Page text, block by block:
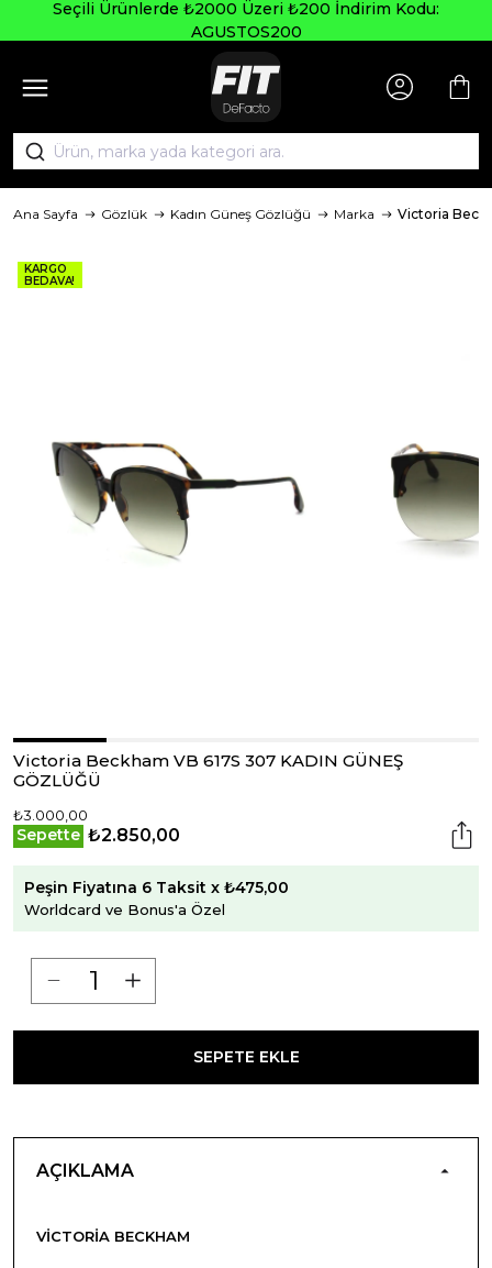
Seçili Ürünlerde ₺2000 Üzeri ₺200 İndirim Kodu:
AGUSTOS200
Ana Sayfa Gözlük Kadın Güneş Gözlüğü Marka Victoria
KARGO
BEDAVA!
Victoria Beckham VB 617S 307 KADIN GÜNEŞ
GÖZLÜĞÜ
₺3.000,00
Sepette ₺2.850,00
Peşin Fiyatına 6 Taksit x ₺475,00
Worldcard ve Bonus'a Özel
SEPETE EKLE
AÇIKLAMA
VICTORIA BECKHAM